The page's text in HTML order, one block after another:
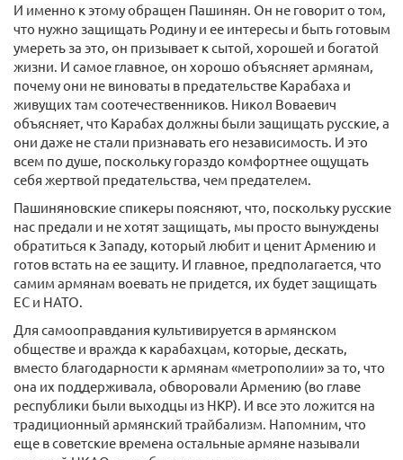
И именно к этому обращен Пашинян. Он не говорит о том,
что нужно защищать Родину и ее интересы и быть готовым
умереть за это, он призывает к сытой, хорошей и богатой
жизни. И самое главное, он хорошо объясняет армянам,
почему они не виноваты в предательстве Карабаха и
живущих там соотечественников. Никол Воваевич
объясняет, что Карабах должны были защищать русские, а
они даже не стали признавать его независимость. И это
всем по душе, поскольку гораздо комфортнее ощущать
себя жертвой предательства, чем предателем.
Пашиняновские спикеры поясняют, что, поскольку русские
нас предали и не хотят защищать, мы просто вынуждены
обратиться к Западу, который любит и ценит Армению и
готов встать на ее защиту. И главное, предполагается, что
самим армянам воевать не придется, их будет защищать
ЕС и НАТО.
Для самооправдания культивируется в армянском
обществе и вражда к карабахцам, которые, дескать,
вместо благодарности к армянам «метрополии» за то, что
она их поддерживала, обворовали Армению (во главе
республики были выходцы из НКР). И все это ложится на
традиционный армянский трайбализм. Напомним, что
еще в советские времена остальные армяне называли